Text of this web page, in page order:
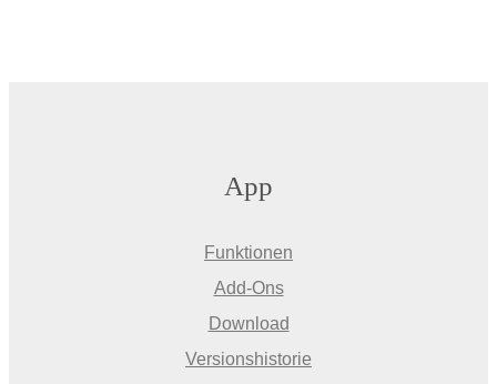
App
Funktionen
Add-Ons
Download
Versionshistorie